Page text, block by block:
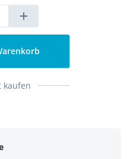
kaufen